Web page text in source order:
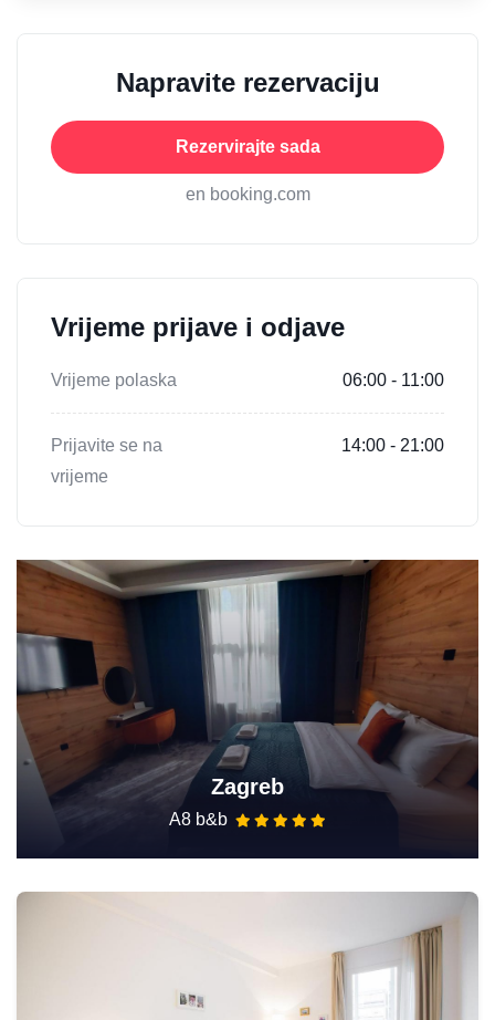
Napravite rezervaciju
Rezervirajte sada
en booking.com
Vrijeme prijave i odjave
Vrijeme polaska 06:00 - 11:00
Prijavite se na
vrijeme
14:00 - 21:00
Zagreb
A8 b&b